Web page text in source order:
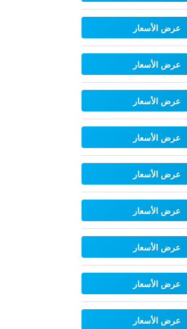
عرض الأسعار
عرض الأسعار
عرض الأسعار
عرض الأسعار
عرض الأسعار
عرض الأسعار
عرض الأسعار
عرض الأسعار
عرض الأسعار